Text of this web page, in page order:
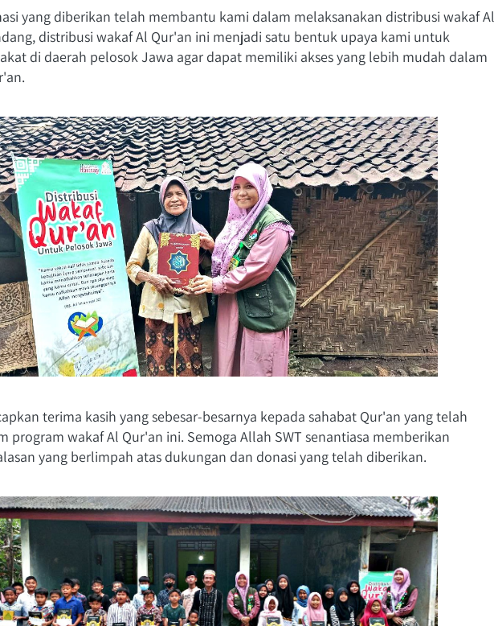
yang diberikan telah membantu kami dalam melaksanakan distribusi wakaf Al
distribusi wakaf Al Qur'an ini menjadi satu bentuk upaya kami untuk
di daerah pelosok Jawa agar dapat memiliki akses yang lebih mudah dalam
terima kasih yang sebesar-besarnya kepada sahabat Qur'an yang telah
program wakaf Al Qur'an ini. Semoga Allah SWT senantiasa memberikan
yang berlimpah atas dukungan dan donasi yang telah diberikan.